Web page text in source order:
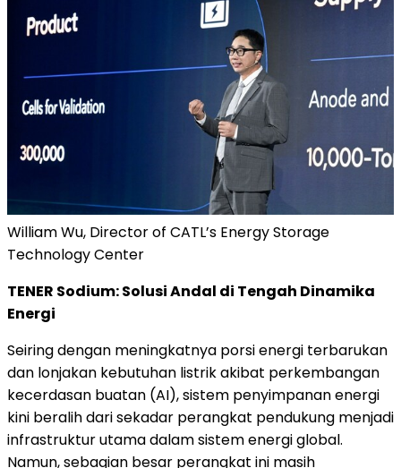
William Wu, Director of CATL’s Energy Storage
Technology Center
TENER Sodium: Solusi Andal di Tengah Dinamika
Energi
Seiring dengan meningkatnya porsi energi terbarukan
dan lonjakan kebutuhan listrik akibat perkembangan
kecerdasan buatan (AI), sistem penyimpanan energi
kini beralih dari sekadar perangkat pendukung menjadi
infrastruktur utama dalam sistem energi global.
Namun, sebagian besar perangkat ini masih